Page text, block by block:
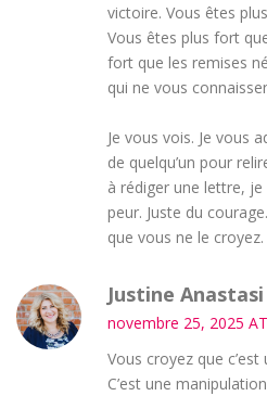
victoire. Vous êtes
Vous êtes plus fort
fort que les remises
qui ne vous
Je vous vois. Je vous
de quelqu’un pour
à rédiger une lettre, je
peur. Juste du
que vous ne le croyez.
Justine Anastasi
novembre 25, 2025
Vous croyez que
C’est une